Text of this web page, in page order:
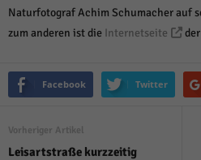
Naturfotograf Achim Schumacher auf
zum anderen ist die Internetseite
Facebook Twitter
Vorheriger Artikel
Leisartstraße kurzzeitig